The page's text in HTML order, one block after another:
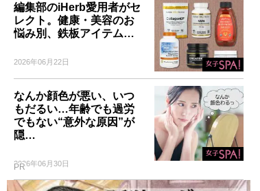
編集部のiHerb愛用者がセ
レクト。健康・美容のお
悩み別、鉄板アイテム…
2026年06月22日
なんか顔色が悪い、いつ
もだるい…年齢でも過労
でもない“意外な原因”が
隠…
2026年06月30日
PR